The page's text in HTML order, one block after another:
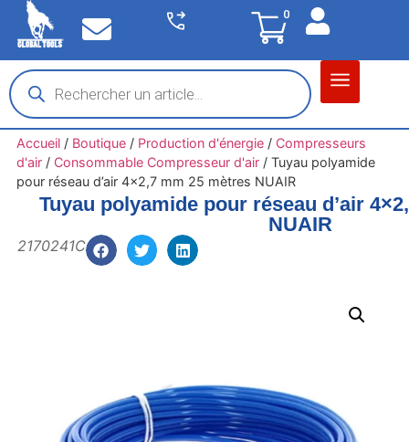
0
Accueil/ Boutique/ Production d'énergie/ Compresseurs
d'air/ Consommable Compresseur d'air/ Tuyau polyamide
pour réseau d’air 4×2,7 mm 25 mètres NUAIR
Tuyau polyamide pour réseau d’air
NUAIR
2170241C